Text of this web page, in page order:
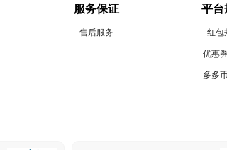
服务保证
售后服务
平台
红包
优惠
多多